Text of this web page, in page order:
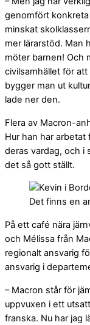
genomfört
minskat
mer lärarstöd. Man
möter barnen! Och
civilsamhället för
bygger man ut
lade ner den.
Flera av Macron-
Hur han har
deras vardag, och i
det så gott ställt.
Det finns en
På ett café nära
och Mélissa från
regionalt ansvarig
ansvarig i
– Macron står för
uppvuxen i ett
franska. Nu har jag